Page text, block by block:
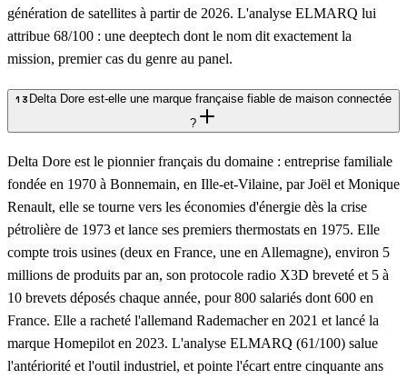
génération de satellites à partir de 2026. L'analyse ELMARQ lui
attribue 68/100 : une deeptech dont le nom dit exactement la
mission, premier cas du genre au panel.
13 Delta Dore est-elle une marque française fiable de maison connectée
?
Delta Dore est le pionnier français du domaine : entreprise familiale
fondée en 1970 à Bonnemain, en Ille-et-Vilaine, par Joël et Monique
Renault, elle se tourne vers les économies d'énergie dès la crise
pétrolière de 1973 et lance ses premiers thermostats en 1975. Elle
compte trois usines (deux en France, une en Allemagne), environ 5
millions de produits par an, son protocole radio X3D breveté et 5 à
10 brevets déposés chaque année, pour 800 salariés dont 600 en
France. Elle a racheté l'allemand Rademacher en 2021 et lancé la
marque Homepilot en 2023. L'analyse ELMARQ (61/100) salue
l'antériorité et l'outil industriel, et pointe l'écart entre cinquante ans